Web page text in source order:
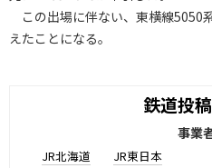
この出場に伴ない、東横線5050
えたことになる。
鉄道投
事業
JR北海道 JR東日本